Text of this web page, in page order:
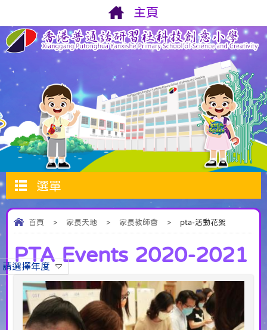
主頁
選單
首頁 > 家長天地 > 家長教師會 > pta-活動花絮
PTA Events 2020-2021
請選擇年度